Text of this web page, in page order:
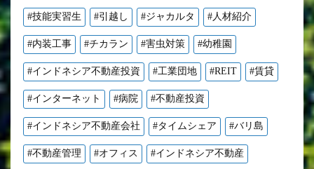
#技能実習生 #引越し #ジャカルタ #人材紹介
#内装工事 #チカラン #害虫対策 #幼稚園
#インドネシア不動産投資 #工業団地 #REIT #賃貸
#インターネット #病院 #不動産投資
#インドネシア不動産会社 #タイムシェア #バリ島
#不動産管理 #オフィス #インドネシア不動産